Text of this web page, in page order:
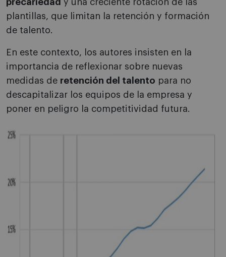
precariedad y una creciente rotación de las
plantillas, que limitan la retención y formación
de talento.
En este contexto, los autores insisten en la
importancia de reflexionar sobre nuevas
medidas de retención del talento para no
descapitalizar los equipos de la empresa y
poner en peligro la competitividad futura.